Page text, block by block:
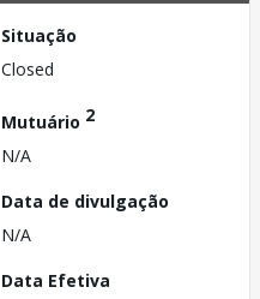
Situação
Closed
Mutuário 2
N/A
Data de divulgação
N/A
Data Efetiva